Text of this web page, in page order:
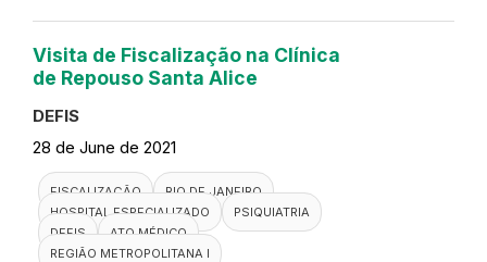
Visita de Fiscalização na Clínica
de Repouso Santa Alice
DEFIS
28 de June de 2021
FISCALIZAÇÃO
RIO DE JANEIRO
HOSPITAL ESPECIALIZADO
PSIQUIATRIA
DEFIS
ATO MÉDICO
REGIÃO METROPOLITANA I